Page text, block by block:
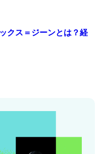
クス＝ジーンとは？経